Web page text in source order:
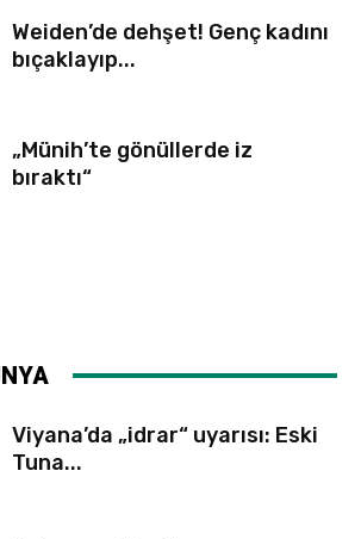
Weiden’de dehşet! Genç kadını
bıçaklayıp...
„Münih’te gönüllerde iz
bıraktı“
Viyana’da „idrar“ uyarısı: Eski
Tuna...